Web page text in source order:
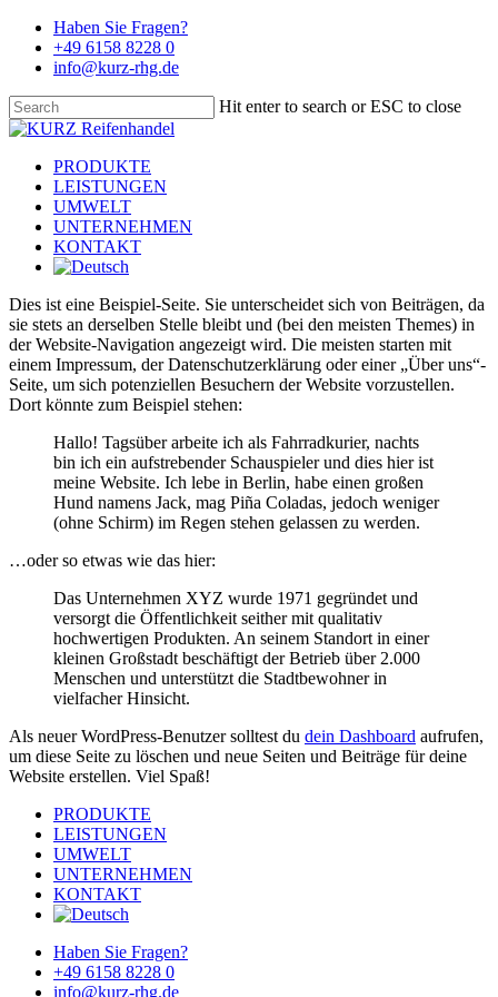
Skip
main
Haben Sie Fragen?
+49 6158 8228 0
info@kurz-rhg.de
Hit enter to search or ESC to close
Close
Menu
PRODUKTE
LEISTUNGEN
UMWELT
UNTERNEHMEN
KONTAKT
Dies ist eine Beispiel-Seite. Sie unterscheidet sich von Beiträgen, da
sie stets an derselben Stelle bleibt und (bei den meisten Themes) in
der Website-Navigation angezeigt wird. Die meisten starten mit
einem Impressum, der Datenschutzerklärung oder einer „Über uns“-
Seite, um sich potenziellen Besuchern der Website vorzustellen.
Dort könnte zum Beispiel stehen:
Hallo! Tagsüber arbeite ich als Fahrradkurier, nachts
bin ich ein aufstrebender Schauspieler und dies hier ist
meine Website. Ich lebe in Berlin, habe einen großen
Hund namens Jack, mag Piña Coladas, jedoch weniger
(ohne Schirm) im Regen stehen gelassen zu werden.
…oder so etwas wie das hier:
Das Unternehmen XYZ wurde 1971 gegründet und
versorgt die Öffentlichkeit seither mit qualitativ
hochwertigen Produkten. An seinem Standort in einer
kleinen Großstadt beschäftigt der Betrieb über 2.000
Menschen und unterstützt die Stadtbewohner in
vielfacher Hinsicht.
Als neuer WordPress-Benutzer solltest du dein Dashboard aufrufen,
um diese Seite zu löschen und neue Seiten und Beiträge für deine
Website erstellen. Viel Spaß!
Close
Menu
PRODUKTE
LEISTUNGEN
UMWELT
UNTERNEHMEN
KONTAKT
Haben Sie Fragen?
+49 6158 8228 0
info@kurz-rhg.de